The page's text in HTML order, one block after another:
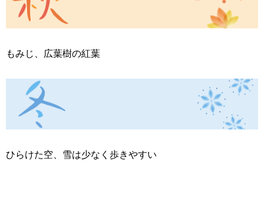
もみじ、広葉樹の紅葉
ひらけた空、雪は少なく歩きやすい